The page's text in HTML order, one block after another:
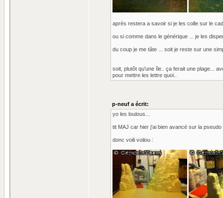
après restera a savoir si je les colle sur le
ou si comme dans le générique ... je les
du coup je me tâte ... soit je reste sur une
soit, plutôt qu'une île.. ça ferait une plage...
pour mettre les lettre quoi..
p-neuf a écrit:
yo les loulous...
tit MAJ car hier j'ai bien avancé sur la
donc voili voilou :